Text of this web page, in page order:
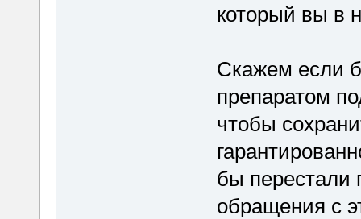
который вы в
Скажем если
препаратом
чтобы
бы перестали
обращения с